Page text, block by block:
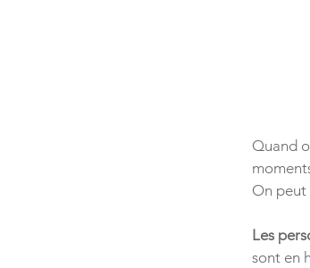
Quand
On peut
Les
sont en